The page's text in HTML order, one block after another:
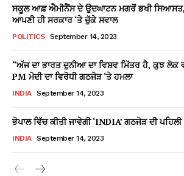
ਸਕੂਲ ਆਫ਼ ਐਮੀਨੈਂਸ ਦੇ ਉਦਘਾਟਨ ਮਗਰੋਂ ਭਖੀ ਸਿਆਸਤ,
ਆਪਣੀ ਹੀ ਸਰਕਾਰ ‘ਤੇ ਚੁੱਕੇ ਸਵਾਲ
POLITICS September 14, 2023
“ਅੱਜ ਦਾ ਭਾਰਤ ਦੁਨੀਆ ਦਾ ਵਿਸ਼ਵ ਮਿੱਤਰ ਹੈ, ਕੁਝ ਲੋਕ
PM ਮੋਦੀ ਦਾ ਵਿਰੋਧੀ ਗਠਜੋੜ ‘ਤੇ ਹਮਲਾ
INDIA September 14, 2023
ਭੋਪਾਲ ਵਿੱਚ ਕੀਤੀ ਜਾਵੇਗੀ ‘INDIA’ ਗਠਜੋੜ ਦੀ ਪਹਿਲੀ
INDIA September 14, 2023